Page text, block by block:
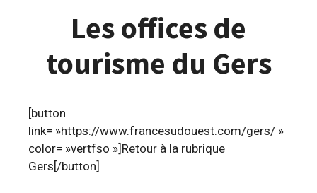
Les offices de
tourisme du Gers
[button
link= »https://www.francesudouest.com/gers/ »
color= »vertfso »]Retour à la rubrique
Gers[/button]